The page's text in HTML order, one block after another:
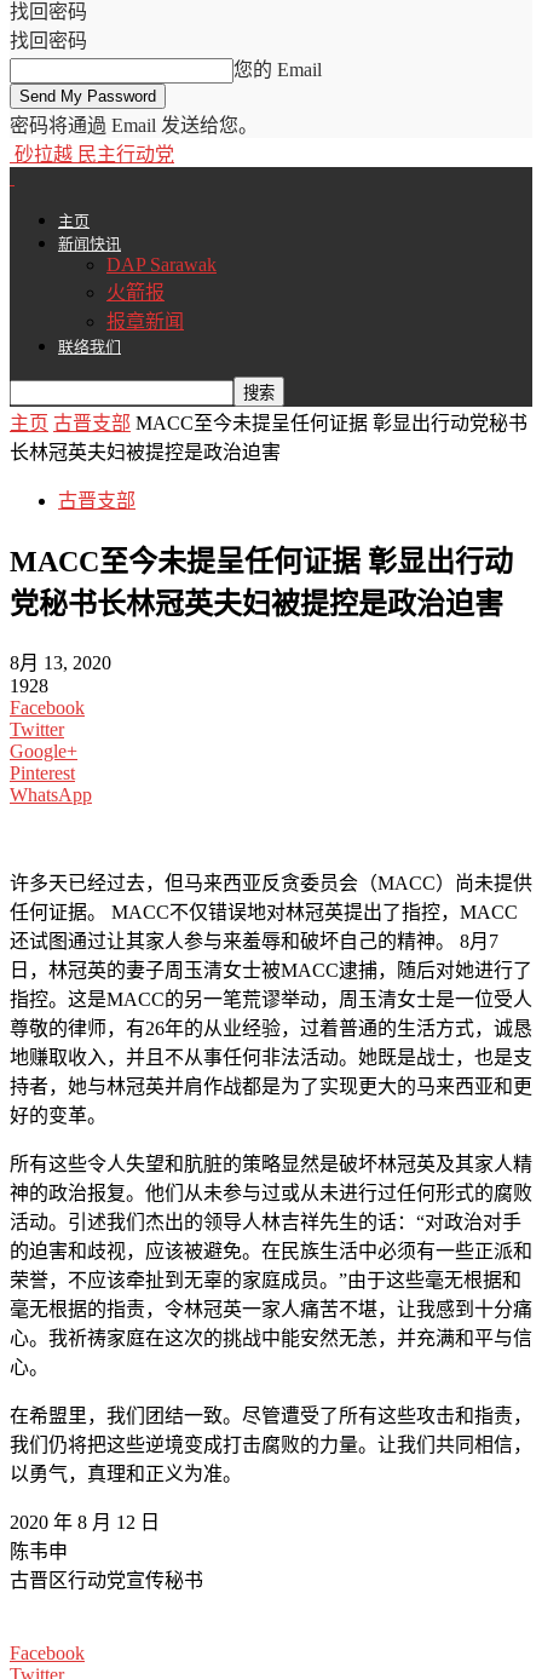
找回密码
找回密码
您的 Email
密码将通過 Email 发送给您。
砂拉越 民主行动党
主页
新闻快讯
DAP Sarawak
火箭报
报章新闻
联络我们
主页 古晋支部 MACC至今未提呈任何证据 彰显出行动党秘书
长林冠英夫妇被提控是政治迫害
古晋支部
MACC至今未提呈任何证据 彰显出行动
党秘书长林冠英夫妇被提控是政治迫害
8月 13, 2020
1928
Facebook
Twitter
Google+
Pinterest
WhatsApp
许多天已经过去，但马来西亚反贪委员会（MACC）尚未提供
任何证据。 MACC不仅错误地对林冠英提出了指控，MACC
还试图通过让其家人参与来羞辱和破坏自己的精神。 8月7
日，林冠英的妻子周玉清女士被MACC逮捕，随后对她进行了
指控。这是MACC的另一笔荒谬举动，周玉清女士是一位受人
尊敬的律师，有26年的从业经验，过着普通的生活方式，诚恳
地赚取收入，并且不从事任何非法活动。她既是战士，也是支
持者，她与林冠英并肩作战都是为了实现更大的马来西亚和更
好的变革。
所有这些令人失望和肮脏的策略显然是破坏林冠英及其家人精
神的政治报复。他们从未参与过或从未进行过任何形式的腐败
活动。引述我们杰出的领导人林吉祥先生的话：“对政治对手
的迫害和歧视，应该被避免。在民族生活中必须有一些正派和
荣誉，不应该牵扯到无辜的家庭成员。”由于这些毫无根据和
毫无根据的指责，令林冠英一家人痛苦不堪，让我感到十分痛
心。我祈祷家庭在这次的挑战中能安然无恙，并充满和平与信
心。
在希盟里，我们团结一致。尽管遭受了所有这些攻击和指责，
我们仍将把这些逆境变成打击腐败的力量。让我们共同相信，
以勇气，真理和正义为准。
2020 年 8 月 12 日
陈韦申
古晋区行动党宣传秘书
Facebook
Twitter